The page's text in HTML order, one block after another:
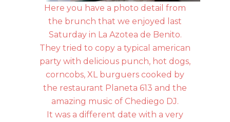
Here you have a photo detail from
the brunch that we enjoyed last
Saturday in La Azotea de Benito.
They tried to copy a typical american
party with delicious punch, hot dogs,
corncobs, XL burguers cooked by
the restaurant Planeta 613 and the
amazing music of Chediego DJ.
It was a different date with a very